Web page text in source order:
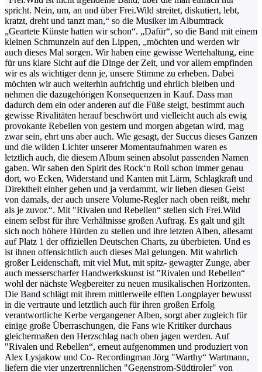
spricht. Nein, um, an und über Frei.Wild streitet, diskutiert, lebt,
kratzt, dreht und tanzt man,“ so die Musiker im Albumtrack
„Geartete Künste hatten wir schon“. „Dafür“, so die Band mit einem
kleinen Schmunzeln auf den Lippen, „möchten und werden wir
auch dieses Mal sorgen. Wir haben eine gewisse Wertehaltung, eine
für uns klare Sicht auf die Dinge der Zeit, und vor allem empfinden
wir es als wichtiger denn je, unsere Stimme zu erheben. Dabei
möchten wir auch weiterhin aufrichtig und ehrlich bleiben und
nehmen die dazugehörigen Konsequenzen in Kauf. Dass man
dadurch dem ein oder anderen auf die Füße steigt, bestimmt auch
gewisse Rivalitäten herauf beschwört und vielleicht auch als ewig
provokante Rebellen von gestern und morgen abgetan wird, mag
zwar sein, ehrt uns aber auch. Wie gesagt, der Succus dieses Ganzen
und die wilden Lichter unserer Momentaufnahmen waren es
letztlich auch, die diesem Album seinen absolut passenden Namen
gaben. Wir sahen den Spirit des Rock‘n Roll schon immer genau
dort, wo Ecken, Widerstand und Kanten mit Lärm, Schlagkraft und
Direktheit einher gehen und ja verdammt, wir lieben diesen Geist
von damals, der auch unsere Volume-Regler nach oben reißt, mehr
als je zuvor.“. Mit "Rivalen und Rebellen“ stellen sich Frei.Wild
einem selbst für ihre Verhältnisse großen Auftrag. Es galt und gilt
sich noch höhere Hürden zu stellen und ihre letzten Alben, allesamt
auf Platz 1 der offiziellen Deutschen Charts, zu überbieten. Und es
ist ihnen offensichtlich auch dieses Mal gelungen. Mit wahrlich
großer Leidenschaft, mit viel Mut, mit spitz- gewagter Zunge, aber
auch messerscharfer Handwerkskunst ist "Rivalen und Rebellen“
wohl der nächste Wegbereiter zu neuen musikalischen Horizonten.
Die Band schlägt mit ihrem mittlerweile elften Longplayer bewusst
in die vertraute und letztlich auch für ihren großen Erfolg
verantwortliche Kerbe vergangener Alben, sorgt aber zugleich für
einige große Überraschungen, die Fans wie Kritiker durchaus
gleichermaßen den Herzschlag nach oben jagen werden. Auf
"Rivalen und Rebellen“, erneut aufgenommen und produziert von
Alex Lysjakow und Co- Recordingman Jörg "Warthy“ Wartmann,
liefern die vier unzertrennlichen "Gegenstrom-Südtiroler" von